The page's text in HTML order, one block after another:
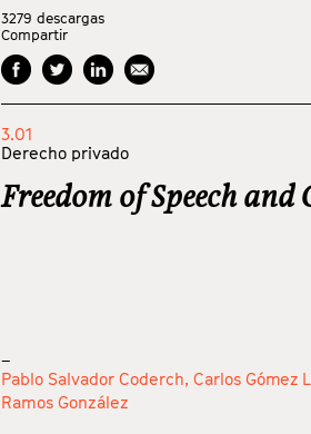
3279 descargas
Compartir
3.01
Derecho privado
Freedom of Speech and
_
Pablo Salvador Coderch, Carlos Gómez
Ramos González